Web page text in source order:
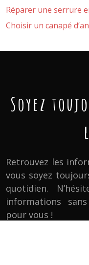
Réparer une serrure
Choisir un canapé
Soyez
Retrouvez les
vous soyez
quotidien.
informations
pour vous !